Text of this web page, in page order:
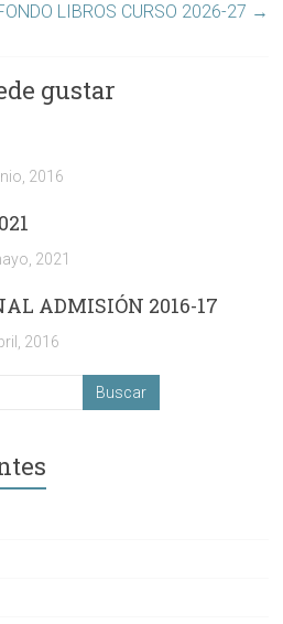
LIBROS CURSO 2026-27 →
gustar
2016
2021
ADMISIÓN 2016-17
2016